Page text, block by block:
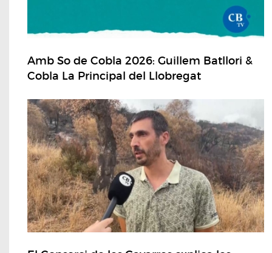
Amb So de Cobla 2026: Guillem Batllori &
Cobla La Principal del Llobregat